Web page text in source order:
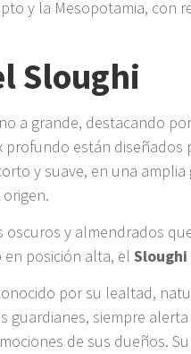
y la Mesopotamia, con
Sloughi
a grande, destacando
están diseñados
y suave, en una
oscuros y almendrados
en posición alta, elSloughi
por su lealtad,
guardianes, siempre
de sus dueños.